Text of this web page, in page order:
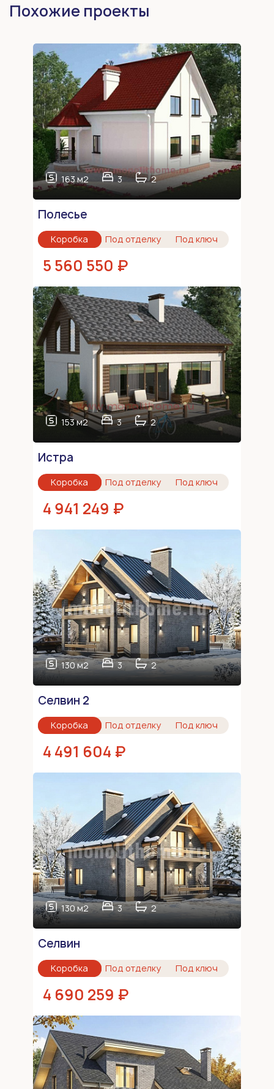
Похожие проекты
163 м2 3 2
Полесье
Коробка Под отделку Под ключ
5 560 550 ₽
153 м2 3 2
Истра
Коробка Под отделку Под ключ
4 941 249 ₽
130 м2 3 2
Селвин 2
Коробка Под отделку Под ключ
4 491 604 ₽
130 м2 3 2
Селвин
Коробка Под отделку Под ключ
4 690 259 ₽